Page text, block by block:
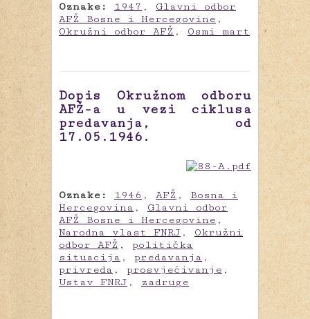
Oznake: 1947 , Glavni odbor
AFŽ Bosne i Hercegovine ,
Okružni odbor AFŽ , Osmi mart
Dopis Okružnom odboru
AFŽ-a u vezi ciklusa
predavanja, od
17.05.1946.
Oznake: 1946 , AFŽ , Bosna i
Hercegovina , Glavni odbor
AFŽ Bosne i Hercegovine ,
Narodna vlast FNRJ , Okružni
odbor AFŽ , politička
situacija , predavanja ,
privreda , prosvjećivanje ,
Ustav FNRJ , zadruge